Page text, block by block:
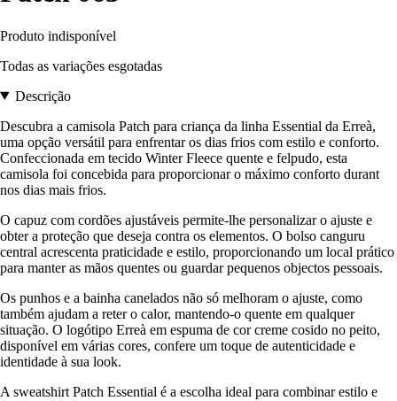
Produto indisponível
Todas as variações esgotadas
Descrição
Descubra a camisola Patch para criança da linha Essential da Erreà,
uma opção versátil para enfrentar os dias frios com estilo e conforto.
Confeccionada em tecido Winter Fleece quente e felpudo, esta
camisola foi concebida para proporcionar o máximo conforto durant
nos dias mais frios.
O capuz com cordões ajustáveis permite-lhe personalizar o ajuste e
obter a proteção que deseja contra os elementos. O bolso canguru
central acrescenta praticidade e estilo, proporcionando um local prático
para manter as mãos quentes ou guardar pequenos objectos pessoais.
Os punhos e a bainha canelados não só melhoram o ajuste, como
também ajudam a reter o calor, mantendo-o quente em qualquer
situação. O logótipo Erreà em espuma de cor creme cosido no peito,
disponível em várias cores, confere um toque de autenticidade e
identidade à sua look.
A sweatshirt Patch Essential é a escolha ideal para combinar estilo e